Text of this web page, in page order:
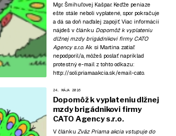
Mgr. Šmihuľovej Kašpar. Keďže peniaze
ešte stále neboli vyplatené, spor pokračuje
a dá sa doň naďalej zapojiť. Viac informácií
nájdeš v článku Dopomôž k vyplateniu
dlžnej mzdy brigádnikovi firmy CATO
Agency s.r.o.Ak si Martina zatiaľ
nepodporil/a, môžeš poslať napríklad
protestný e-mail z tohto odkazu:
http://soli.priamaakcia.sk/email-cato.
24. MÁJA 2016
Dopomôž k vyplateniu dlžnej
mzdy brigádnikovi firmy
CATO Agency s.r.o.
V článku Zväz Priama akcia vstupuje do